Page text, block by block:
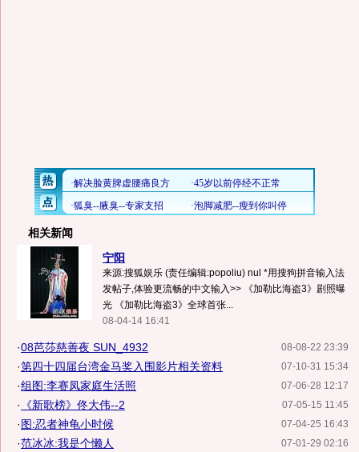
相关新闻
宁阳
来源:搜狐娱乐 (责任编辑:popoliu) nul *用搜狗拼音输入法
发帖子,体验更流畅的中文输入>> 《加勒比海盗3》剧照曝
光 《加勒比海盗3》全球首张...
08-04-14 16:41
08-08-22 23:39
·08芭莎慈善夜 SUN_4932
07-10-31 15:34
·第四十四届台湾金马奖入围影片相关资料
07-06-28 12:17
·组图:李赛凤家庭生活照
07-05-15 11:45
· 《新歌榜》佟大伟--2
07-04-25 16:43
·图:忍者神龟小时候
07-01-29 02:16
·范冰冰:我是个懒人